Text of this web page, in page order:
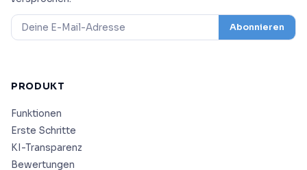
Abonnieren
PRODUKT
Funktionen
Erste Schritte
KI-Transparenz
Bewertungen